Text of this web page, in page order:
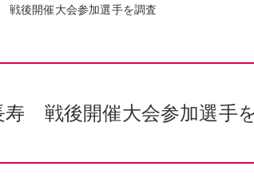
戦後開催大会参加選手を調査
寿 戦後開催大会参加選手